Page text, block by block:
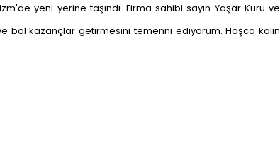
yeni yerine taşındı. Firma sahibi sayın Yaşar Kuru ve
bol kazançlar getirmesini temenni ediyorum. Hoşca kalın